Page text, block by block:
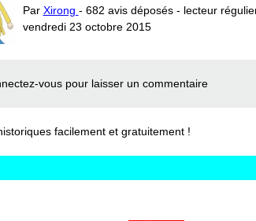
Par Xirong - 682 avis déposés - lecteur
vendredi 23 octobre 2015
vous pour laisser un commentaire
facilement et gratuitement !